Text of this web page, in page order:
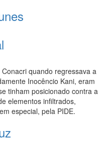
quando regressava a
Inocêncio Kani, eram
tinham posicionado contra a
elementos infiltrados,
especial, pela PIDE.